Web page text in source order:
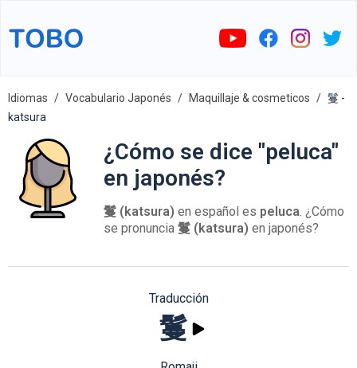
Idiomas Vocabulario Japonés Maquillaje & cosmeticos
鬘 -
katsura
¿Cómo se dice "peluca"
en japonés?
鬘 (katsura) en español es peluca. ¿Cómo
se pronuncia 鬘 (katsura) en japonés?
Traducción
鬘